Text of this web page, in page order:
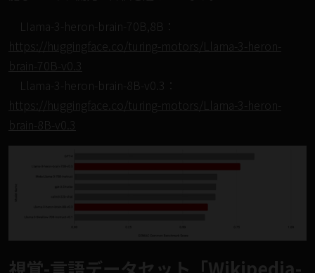
LIama-3-heron-brain-70B,8B：
https://huggingface.co/turing-motors/Llama-3-heron-
brain-70B-v0.3
Llama-3-heron-brain-8B-v0.3：
https://huggingface.co/turing-motors/Llama-3-heron-
brain-8B-v0.3